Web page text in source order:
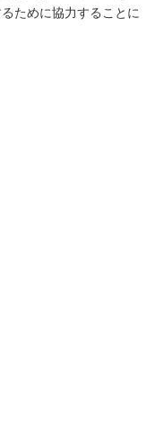
ために協力することに